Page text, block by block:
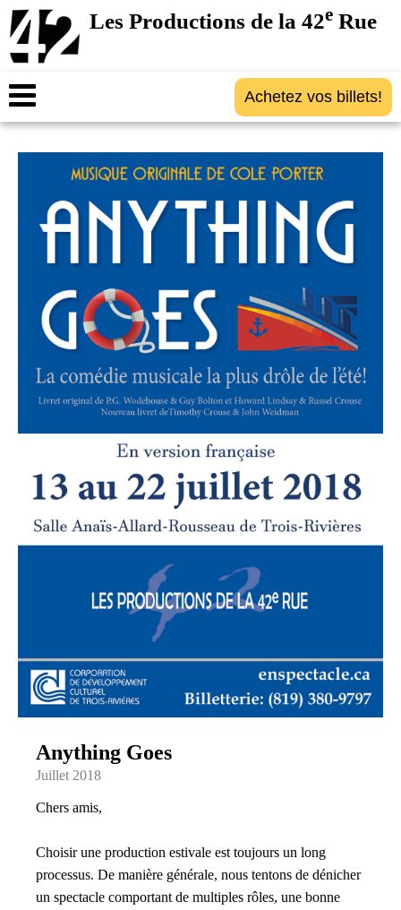
Les Productions de la 42e Rue
Achetez vos billets!
Anything Goes
Juillet 2018
Chers amis,
Choisir une production estivale est toujours un long
processus. De manière générale, nous tentons de dénicher
un spectacle comportant de multiples rôles, une bonne